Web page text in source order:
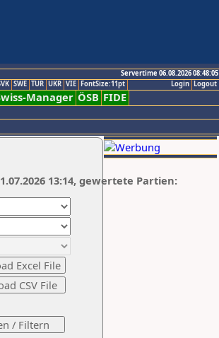
Servertime 06.08.2026 08:48:05
Logout
Login
SWE TUR UKR VIE FontSize:11pt
Manager ÖSB FIDE
13:14, gewertete Partien: